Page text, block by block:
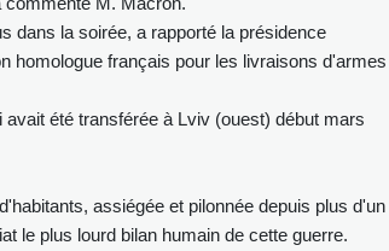
dans la soirée, a rapporté la présidence
homologue français pour les livraisons d'armes
été transférée à Lviv (ouest) début mars
assiégée et pilonnée depuis plus d'un
le plus lourd bilan humain de cette guerre.